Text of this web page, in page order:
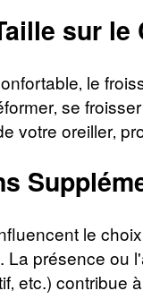
sur
le
se
votre oreiller‚
le
La présence ou
etc.)